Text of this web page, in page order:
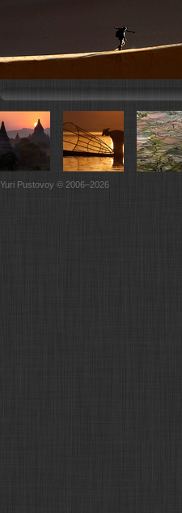
Yuri Pustovoy © 2006–2026